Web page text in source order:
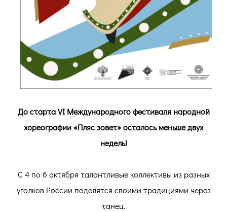
До старта VI Международного фестиваля народной
хореографии «Пляс зовет» осталось меньше двух
недель!
С 4 по 6 октября талантливые коллективы из разных
уголков России поделятся своими традициями через
танец.